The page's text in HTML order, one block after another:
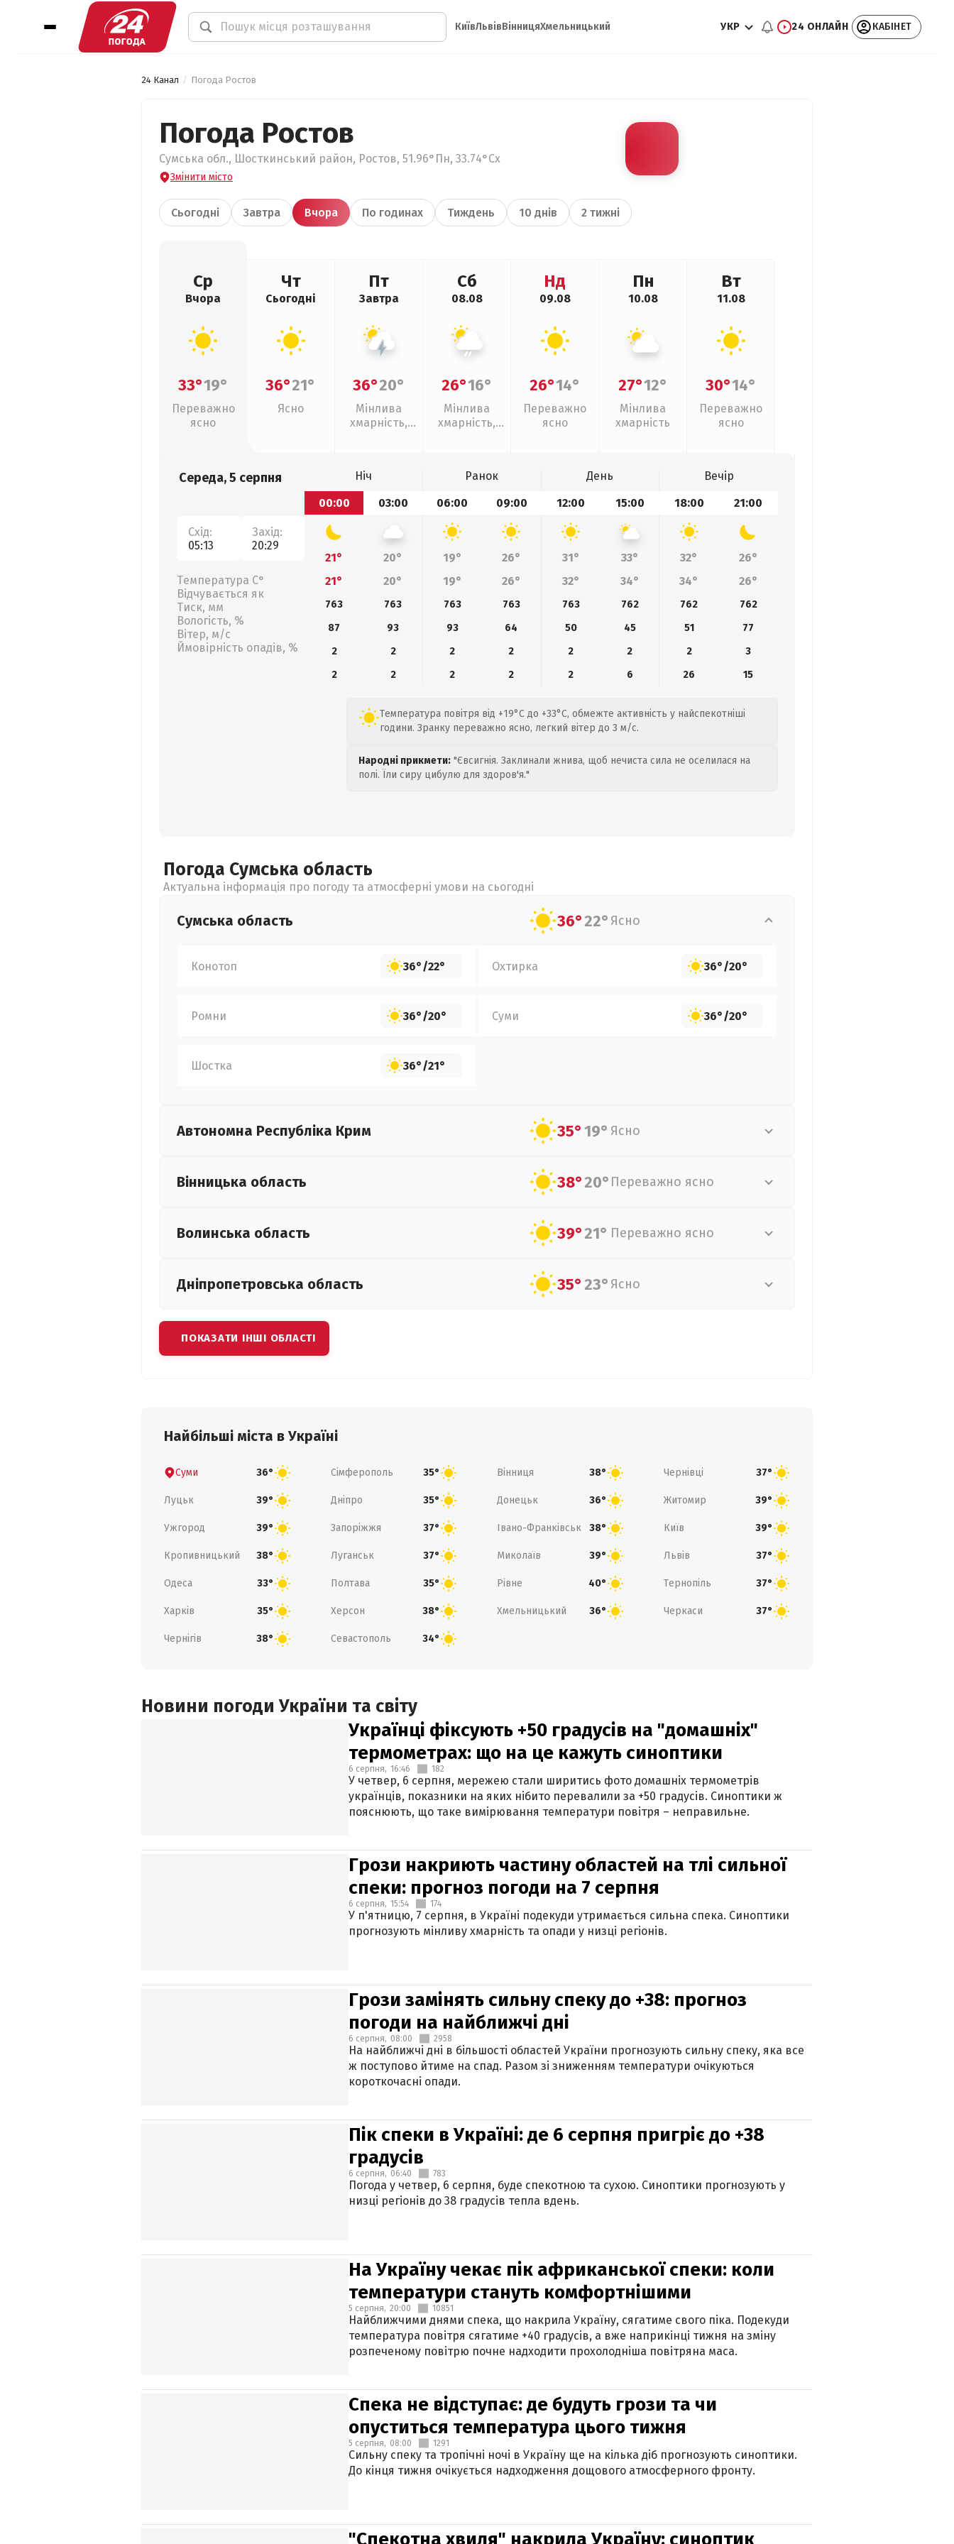
КиївЛьвівВінницяХмельницький УКР 24 ОНЛАЙН КАБІНЕТ
24 Канал Погода Ростов
Погода Ростов
Сумська обл., Шосткинський район, Ростов, 51.96°Пн, 33.74°Сх
Змінити місто
Сьогодні Завтра Вчора По годинах Тиждень 10 днів 2 тижні
Ср
Вчора
33°19°
Переважно
ясно
Чт
Сьогодні
36°21°
Ясно
Пт
Завтра
36°20°
Мінлива
хмарність,
Сб
08.08
26°16°
Мінлива
хмарність,
Нд
09.08
26°14°
Переважно
ясно
Пн
10.08
27°12°
Мінлива
хмарність
Вт
11.08
30°14°
Переважно
ясно
Середа, 5 серпня
Схід:
05:13
Захід:
20:29
Температура С°
Відчувається як
Тиск, мм
Вологість, %
Вітер, м/с
Ймовірність опадів, %
Ніч Ранок День
Вечір
00:00
03:00 06:00 09:00 12:00 15:00 18:00 21:00
21° 20° 19° 26° 31° 33° 32°
26°
21°
20° 19° 26° 32° 34° 34° 26°
763 763 763 763 763 762 762
762
87
93 93 64 50 45 51
77
2
2 2 2 2 2 2
3
2
2 2 2 2 6 26 15
Температура повітря від +19°C до +33°C, обмежте активність у найспекотніші
години. Зранку переважно ясно, легкий вітер до 3 м/с.
Народні прикмети: "Євсигнія. Заклинали жнива, щоб нечиста сила не оселилася на
полі. Їли сиру цибулю для здоров'я."
Погода Сумська область
Актуальна інформація про погоду та атмосферні умови на сьогодні
Сумська область 36°22° Ясно
Конотоп 36°/22° Охтирка 36°/20°
Ромни 36°/20° Суми 36°/20°
Шостка 36°/21°
Автономна Республіка Крим 35°19° Ясно
Вінницька область 38°20° Переважно ясно
Волинська область 39°21° Переважно ясно
Дніпропетровська область 35°23° Ясно
ПОКАЗАТИ ІНШІ ОБЛАСТІ
Найбільші міста в Україні
Суми 36° Сімферополь 35° Вінниця 38° Чернівці 37°
Луцьк 39° Дніпро 35° Донецьк 36° Житомир 39°
Ужгород 39° Запоріжжя 37° Івано-Франківськ 38° Київ 39°
Кропивницький 38° Луганськ 37° Миколаїв 39° Львів 37°
Одеса 33° Полтава 35° Рівне 40° Тернопіль 37°
Харків 35° Херсон 38° Хмельницький 36° Черкаси 37°
Чернігів 38° Севастополь 34°
Новини погоди України та світу
Українці фіксують +50 градусів на "домашніх"
термометрах: що на це кажуть синоптики
6 серпня, 16:46 182
У четвер, 6 серпня, мережею стали ширитись фото домашніх термометрів
українців, показники на яких нібито перевалили за +50 градусів. Синоптики ж
пояснюють, що таке вимірювання температури повітря – неправильне.
Грози накриють частину областей на тлі сильної
спеки: прогноз погоди на 7 серпня
6 серпня, 15:54 174
У п'ятницю, 7 серпня, в Україні подекуди утримається сильна спека. Синоптики
прогнозують мінливу хмарність та опади у низці регіонів.
Грози замінять сильну спеку до +38: прогноз
погоди на найближчі дні
6 серпня, 08:00 2958
На найближчі дні в більшості областей України прогнозують сильну спеку, яка все
ж поступово йтиме на спад. Разом зі зниженням температури очікуються
короткочасні опади.
Пік спеки в Україні: де 6 серпня пригріє до +38
градусів
6 серпня, 06:40 783
Погода у четвер, 6 серпня, буде спекотною та сухою. Синоптики прогнозують у
низці регіонів до 38 градусів тепла вдень.
На Україну чекає пік африканської спеки: коли
температури стануть комфортнішими
5 серпня, 20:00 10851
Найближчими днями спека, що накрила Україну, сягатиме свого піка. Подекуди
температура повітря сягатиме +40 градусів, а вже наприкінці тижня на зміну
розпеченому повітрю почне надходити прохолодніша повітряна маса.
Спека не відступає: де будуть грози та чи
опуститься температура цього тижня
5 серпня, 08:00 1291
Сильну спеку та тропічні ночі в Україну ще на кілька діб прогнозують синоптики.
До кінця тижня очікується надходження дощового атмосферного фронту.
"Спекотна хвиля" накрила Україну: синоптик